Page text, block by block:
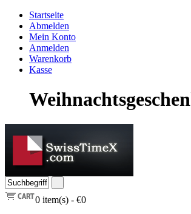
Startseite
Abmelden
Mein Konto
Anmelden
Warenkorb
Kasse
0 item(s) - €0